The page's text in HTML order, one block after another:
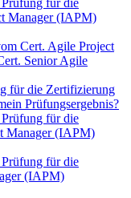
für die
Manager (IAPM)
Cert. Agile Project
Senior Agile
für die Zertifizierung
Prüfungsergebnis?
für die
Manager (IAPM)
für die
(IAPM)